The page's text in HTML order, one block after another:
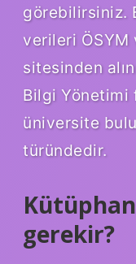
görebilirsiniz.
verileri ÖSYM
sitesinden
Bilgi Yönetimi
üniversite
türündedir.
gerekir?